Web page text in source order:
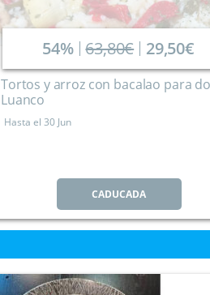
54% 63,80€ 29,50€
Tortos y arroz con bacalao para
Luanco
Hasta el 30 Jun
CADUCADA